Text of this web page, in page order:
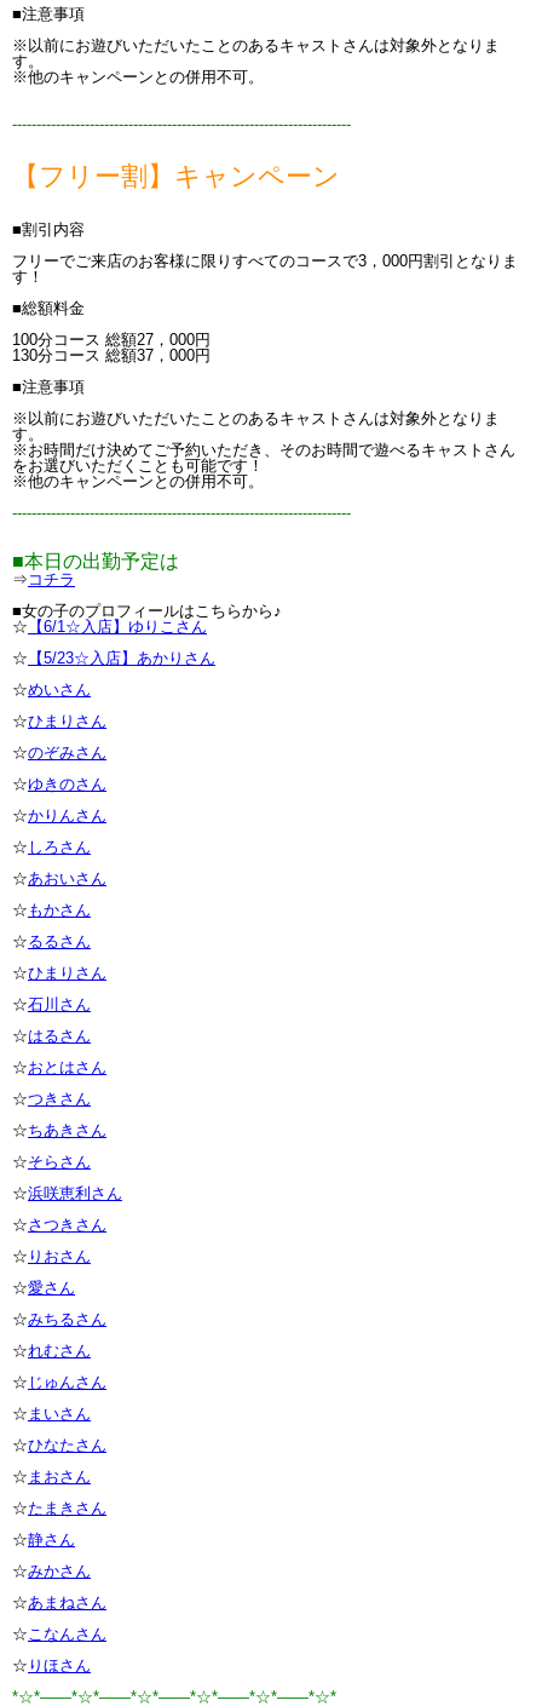
■注意事項
※以前にお遊びいただいたことのあるキャストさんは対象外となりま
す。
※他のキャンペーンとの併用不可。
----------------------------------------------------------------------
【フリー割】キャンペーン
■割引内容
フリーでご来店のお客様に限りすべてのコースで3，000円割引となりま
す！
■総額料金
100分コース 総額27，000円
130分コース 総額37，000円
■注意事項
※以前にお遊びいただいたことのあるキャストさんは対象外となりま
す。
※お時間だけ決めてご予約いただき、そのお時間で遊べるキャストさん
をお選びいただくことも可能です！
※他のキャンペーンとの併用不可。
----------------------------------------------------------------------
■本日の出勤予定は
⇒ コチラ
■女の子のプロフィールはこちらから♪
☆ 【6/1☆入店】ゆりこさん
☆ 【5/23☆入店】あかりさん
☆めいさん
☆ひまりさん
☆のぞみさん
☆ゆきのさん
☆かりんさん
☆ しろさん
☆あおいさん
☆ もかさん
☆るるさん
☆ひまりさん
☆石川さん
☆はるさん
☆おとはさん
☆つきさん
☆ちあきさん
☆そらさん
☆浜咲恵利さん
☆さつきさん
☆ りおさん
☆愛さん
☆みちるさん
☆れむさん
☆ じゅんさん
☆ まいさん
☆ひなたさん
☆ まおさん
☆たまきさん
☆静さん
☆みかさん
☆あまねさん
☆こなんさん
☆ りほさん
*☆*――*☆*――*☆*――*☆*――*☆*――*☆*